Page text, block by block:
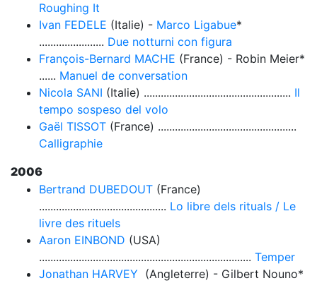
Roughing It
Ivan FEDELE (Italie) - Marco Ligabue*
....................... Due notturni con figura
François-Bernard MACHE (France) - Robin Meier*
...... Manuel de conversation
Nicola SANI (Italie) .................................................... Il
tempo sospeso del volo
Gaël TISSOT (France) .................................................
Calligraphie
2006
Bertrand DUBEDOUT (France)
............................................. Lo libre dels rituals / Le
livre des rituels
Aaron EINBOND (USA)
........................................................................... Temper
Jonathan HARVEY (Angleterre) - Gilbert Nouno*